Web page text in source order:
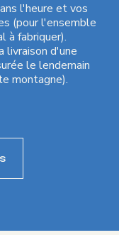
l'heure et vos
(pour l'ensemble
à fabriquer).
livraison d'une
le lendemain
montagne).